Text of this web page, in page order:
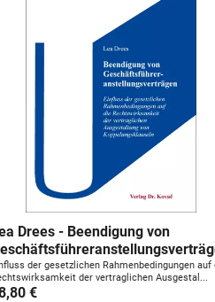
Drees - Beendigung von
der gesetzlichen Rahmenbedingungen auf
der vertraglichen Ausgestal...
€